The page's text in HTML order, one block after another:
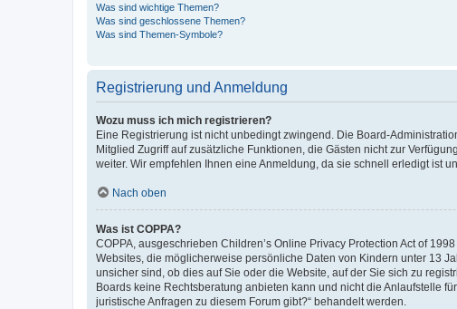
Was sind wichtige Themen?
Was sind geschlossene Themen?
Was sind Themen-Symbole?
Registrierung und Anmeldung
Wozu muss ich mich registrieren?
Eine Registrierung ist nicht unbedingt zwingend. Die Board-
Mitglied Zugriff auf zusätzliche Funktionen, die Gästen nicht zur
weiter. Wir empfehlen Ihnen eine Anmeldung, da sie schnell erledigt ist
Nach oben
Was ist COPPA?
COPPA, ausgeschrieben Children’s Online Privacy Protection Act of
Websites, die möglicherweise persönliche Daten von Kindern unter 13
unsicher sind, ob dies auf Sie oder die Website, auf der Sie sich zu
Boards keine Rechtsberatung anbieten kann und nicht die Anlaufstelle
juristische Anfragen zu diesem Forum gibt?“ behandelt werden.